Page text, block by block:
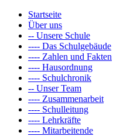
Startseite
Über uns
-- Unsere Schule
---- Das Schulgebäude
---- Zahlen und Fakten
---- Hausordnung
---- Schulchronik
-- Unser Team
---- Zusammenarbeit
---- Schulleitung
---- Lehrkräfte
---- Mitarbeitende